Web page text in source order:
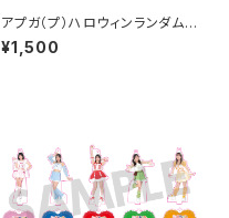
アプガ（プ）ハロウィンランダムチ
ェキ
¥1,500